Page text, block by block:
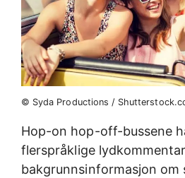
© Syda Productions /
Hop-on hop-off-bussene
flerspråklige
bakgrunnsinformasjon om